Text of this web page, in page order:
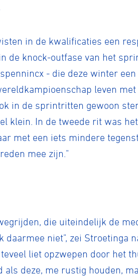
in de kwalificaties een
de knock-outfase van het
- die deze winter
leven
in de sprintritten gewoon
klein. In de tweede rit was
met een iets mindere
mee zijn."
die uiteindelijk de
niet", zei Stroetinga
liet opzwepen door het
deze, me rustig houden,